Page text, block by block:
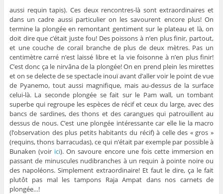
aussi requin tapis). Ces deux rencontres-là sont extraordinaires et
dans un cadre aussi particulier on les savourent encore plus! On
termine la plongée en remontant gentiment sur le plateau et là, on
doit dire que c’était juste fou! Des poissons à n’en plus finir, partout,
et une couche de corail branche de plus de deux mètres. Pas un
centimètre carré n’est laissé libre et la vie foisonne à n’en plus finir!
C’est donc ça le nirvâna de la plongée! On en prend plein les mirettes
et on se delecte de se spectacle inouï avant d’aller voir le point de vue
de Pyanemo, tout aussi magnifique, mais au-dessus de la surface
celui-là. La seconde plongée se fait sur le Pam wall, un tombant
superbe qui regroupe les espèces de récif et ceux du large, avec des
bancs de sardines, des thons et des carangues qui patrouillent au
dessus de nous. C’est une plongée intéressante car elle lie la macro
(l’observation des plus petits habitants du récif) à celle des « gros »
(requins, thons barracudas), ce qui n’était par exemple par possible à
Bunaken (voir ici). On savoure encore une fois cette immersion en
passant de minuscules nudibranches à un requin à pointe noire ou
des napoléons. Simplement extraordinaire! Et faut le dire, ça le fait
plutôt pas mal les tampons Raja Ampat dans nos carnets de
plongée…!